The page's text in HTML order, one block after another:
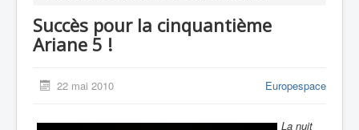
Aviation Militaire
Drones
Succès pour la cinquantième
Ariane 5 !
22 mai 2010 Europespace
La nuit